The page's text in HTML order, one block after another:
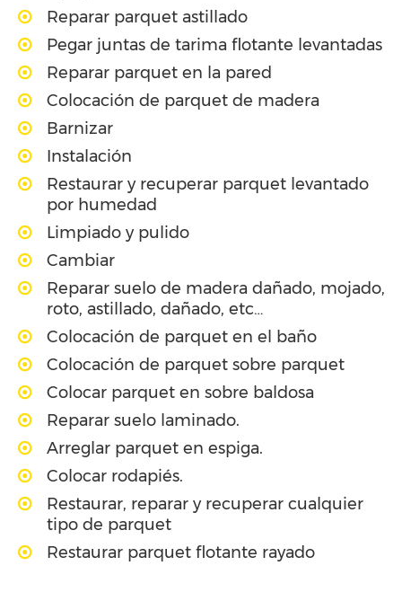
Reparar parquet astillado
Pegar juntas de tarima flotante levantadas
Reparar parquet en la pared
Colocación de parquet de madera
Barnizar
Instalación
Restaurar y recuperar parquet levantado
por humedad
Limpiado y pulido
Cambiar
Reparar suelo de madera dañado, mojado,
roto, astillado, dañado, etc…
Colocación de parquet en el baño
Colocación de parquet sobre parquet
Colocar parquet en sobre baldosa
Reparar suelo laminado.
Arreglar parquet en espiga.
Colocar rodapiés.
Restaurar, reparar y recuperar cualquier
tipo de parquet
Restaurar parquet flotante rayado